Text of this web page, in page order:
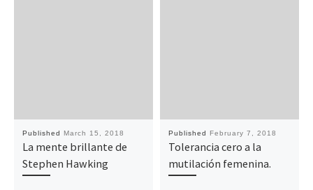
Published March 15, 2018
La mente brillante de
Stephen Hawking
Published February 7, 2018
Tolerancia cero a la
mutilación femenina.